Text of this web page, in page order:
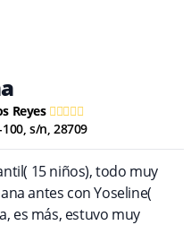
Reyes
s/n, 28709
15 niños), todo muy
antes con Yoseline(
es más, estuvo muy